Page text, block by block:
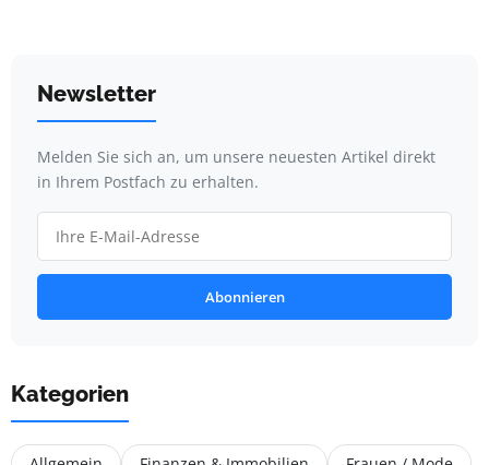
Newsletter
Melden Sie sich an, um unsere neuesten Artikel direkt
in Ihrem Postfach zu erhalten.
Abonnieren
Kategorien